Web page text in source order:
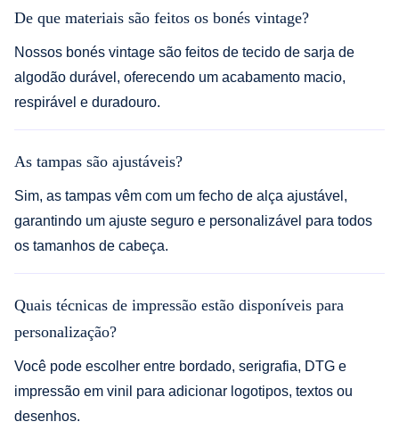
De que materiais são feitos os bonés vintage?
Nossos bonés vintage são feitos de tecido de sarja de
algodão durável, oferecendo um acabamento macio,
respirável e duradouro.
As tampas são ajustáveis?
Sim, as tampas vêm com um fecho de alça ajustável,
garantindo um ajuste seguro e personalizável para todos
os tamanhos de cabeça.
Quais técnicas de impressão estão disponíveis para
personalização?
Você pode escolher entre bordado, serigrafia, DTG e
impressão em vinil para adicionar logotipos, textos ou
desenhos.